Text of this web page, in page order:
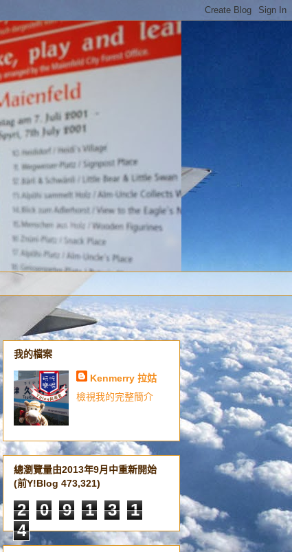
我的檔案
Kenmerry 拉姑
檢視我的完整簡介
總瀏覽量由2013年9月中重新開始
(前Y!Blog 473,321)
2 0 9 1 3
1
4